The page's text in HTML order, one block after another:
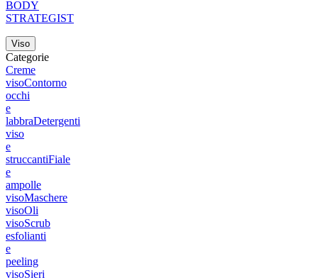
BODY
STRATEGIST
Viso
Categorie
Creme
visoContorno
occhi
e
labbraDetergenti
viso
e
struccantiFiale
e
ampolle
visoMaschere
visoOli
visoScrub
esfolianti
e
peeling
visoSieri